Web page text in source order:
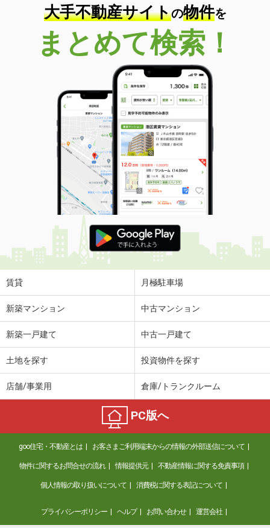
大手不動産サイトの物件を
まとめて検索！
賃貸 月極駐車場
新築マンション 中古マンション
新築一戸建て 中古一戸建て
土地を探す 投資物件を探す
店舗/事業用 倉庫/トランクルーム
PC版へ
goo住宅・不動産とは お客さまご利用端末からの情報の外部送信について
物件に関するお問合せの流れ 情報提供元 不動産情報に関する免責事項
個人情報の取り扱いについて 消費税に関する表記について
プライバシーポリシー ヘルプ お問い合わせ 運営会社